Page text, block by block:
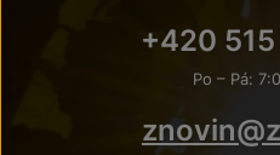
+420
Po – Pá: